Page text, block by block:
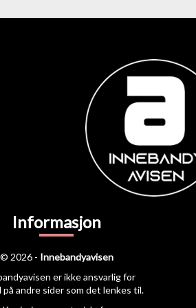
Informasjon
© 2026 - Innebandyavisen
er ikke ansvarlig for
på andre sider som det lenkes til.